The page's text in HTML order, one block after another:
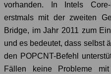
vorhanden. In Intels
erstmals mit der zweiten
Bridge, im Jahr 2011 zum
und es bedeutet, dass selbst
den POPCNT-Befehl
Fällen keine Probleme